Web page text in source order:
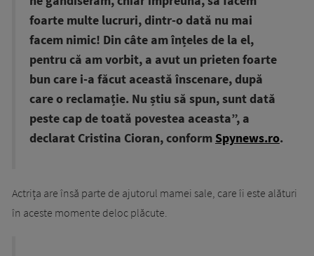
foarte multe lucruri, dintr-o dată nu mai
facem nimic! Din câte am înțeles de la el,
pentru că am vorbit, a avut un prieten foarte
bun care i-a făcut această înscenare, după
care o reclamație. Nu știu să spun, sunt dată
peste cap de toată povestea aceasta”, a
declarat Cristina Cioran, conform Spynews.ro.
Actrița are însă parte de ajutorul mamei sale, care îi este alături
în aceste momente deloc plăcute.